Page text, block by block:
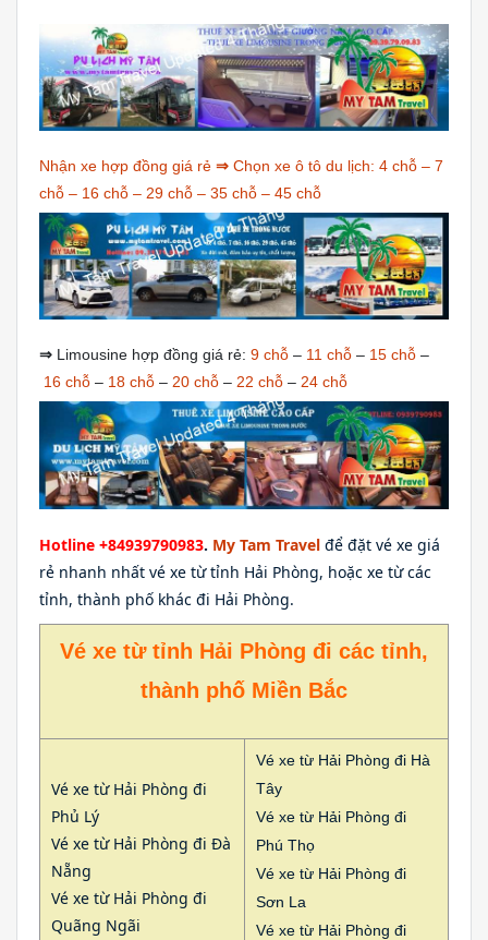
Nhận xe hợp đồng giá rẻ ⇒ Chọn xe ô tô du lịch: 4 chỗ – 7
chỗ – 16 chỗ – 29 chỗ – 35 chỗ – 45 chỗ
⇒ Limousine hợp đồng giá rẻ: 9 chỗ – 11 chỗ – 15 chỗ –
16 chỗ – 18 chỗ – 20 chỗ – 22 chỗ – 24 chỗ
Hotline +84939790983. My Tam Travel để đặt vé xe giá
rẻ nhanh nhất vé xe từ tỉnh Hải Phòng, hoặc xe từ các
tỉnh, thành phố khác đi Hải Phòng.
Vé xe từ tỉnh Hải Phòng đi các tỉnh,
thành phố Miền Bắc
Vé xe từ Hải Phòng đi
Phủ Lý
Vé xe từ Hải Phòng đi Đà
Nẵng
Vé xe từ Hải Phòng đi
Quãng Ngãi
Vé xe từ Hải Phòng đi Hà
Tây
Vé xe từ Hải Phòng đi
Phú Thọ
Vé xe từ Hải Phòng đi
Sơn La
Vé xe từ Hải Phòng đi